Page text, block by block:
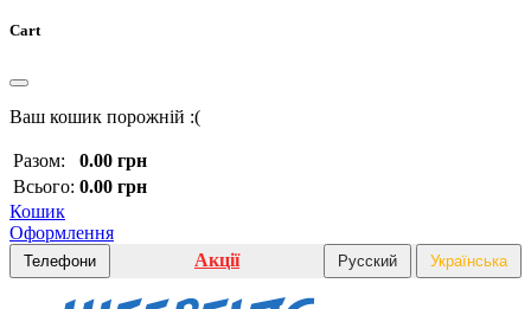
Cart
Ваш кошик порожній :(
Разом:
0.00 грн
Всього: 0.00 грн
Кошик
Оформлення
Телефони Акції Русский Українська